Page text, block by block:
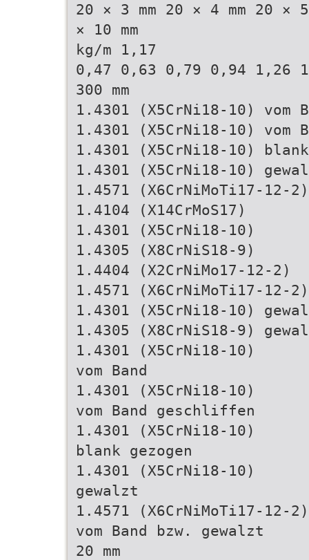
20 × 3 mm 20 × 4 mm 20 ×
× 10 mm
kg/m 1,17
0,47 0,63 0,79 0,94 1,26
300 mm
1.4301 (X5CrNi18-10) vom
1.4301 (X5CrNi18-10) vom
1.4301 (X5CrNi18-10)
1.4301 (X5CrNi18-10)
1.4571 (X6CrNiMoTi17-12-
1.4104 (X14CrMoS17)
1.4301 (X5CrNi18-10)
1.4305 (X8CrNiS18-9)
1.4404 (X2CrNiMo17-12-2)
1.4571 (X6CrNiMoTi17-12-2)
1.4301 (X5CrNi18-10)
1.4305 (X8CrNiS18-9)
1.4301 (X5CrNi18-10)
vom Band
1.4301 (X5CrNi18-10)
vom Band geschliffen
1.4301 (X5CrNi18-10)
blank gezogen
1.4301 (X5CrNi18-10)
gewalzt
1.4571 (X6CrNiMoTi17-12-2)
vom Band bzw. gewalzt
20 mm